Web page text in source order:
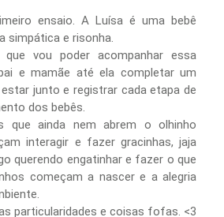
ensaio. A Luísa é uma bebê
simpática e risonha.
vou poder acompanhar essa
e mamãe até ela completar um
junto e registrar cada etapa de
dos bebês.
que ainda nem abrem o olhinho
interagir e fazer gracinhas, jaja
querendo engatinhar e fazer o que
começam a nascer e a alegria
particularidades e coisas fofas. <3